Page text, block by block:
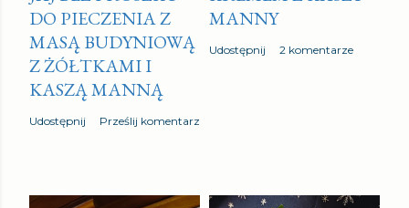
a
r
z
DO PIECZENIA Z
MASĄ BUDYNIOWĄ
Z ŻÓŁTKAMI I
KASZĄ MANNĄ
Udostępnij Prześlij komentarz
MANNY
Udostępnij 2 komentarze